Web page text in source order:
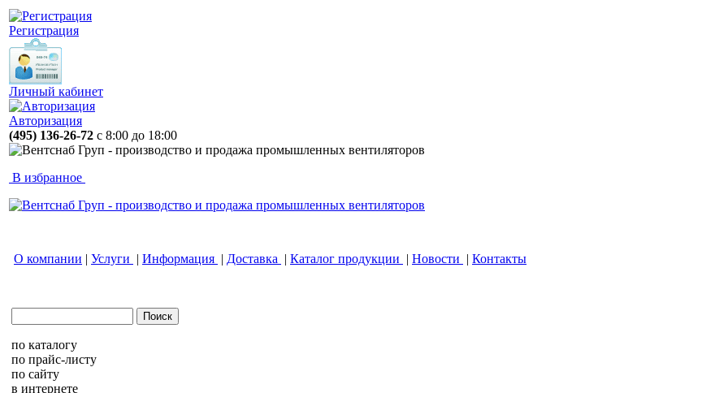
Регистрация
Личный кабинет
Авторизация
(495) 136-26-72 с 8:00 до 18:00
В избранное
О компании | Услуги | Информация | Доставка | Каталог продукции | Новости | Контакты
по каталогу
по прайс-листу
по сайту
в интернете